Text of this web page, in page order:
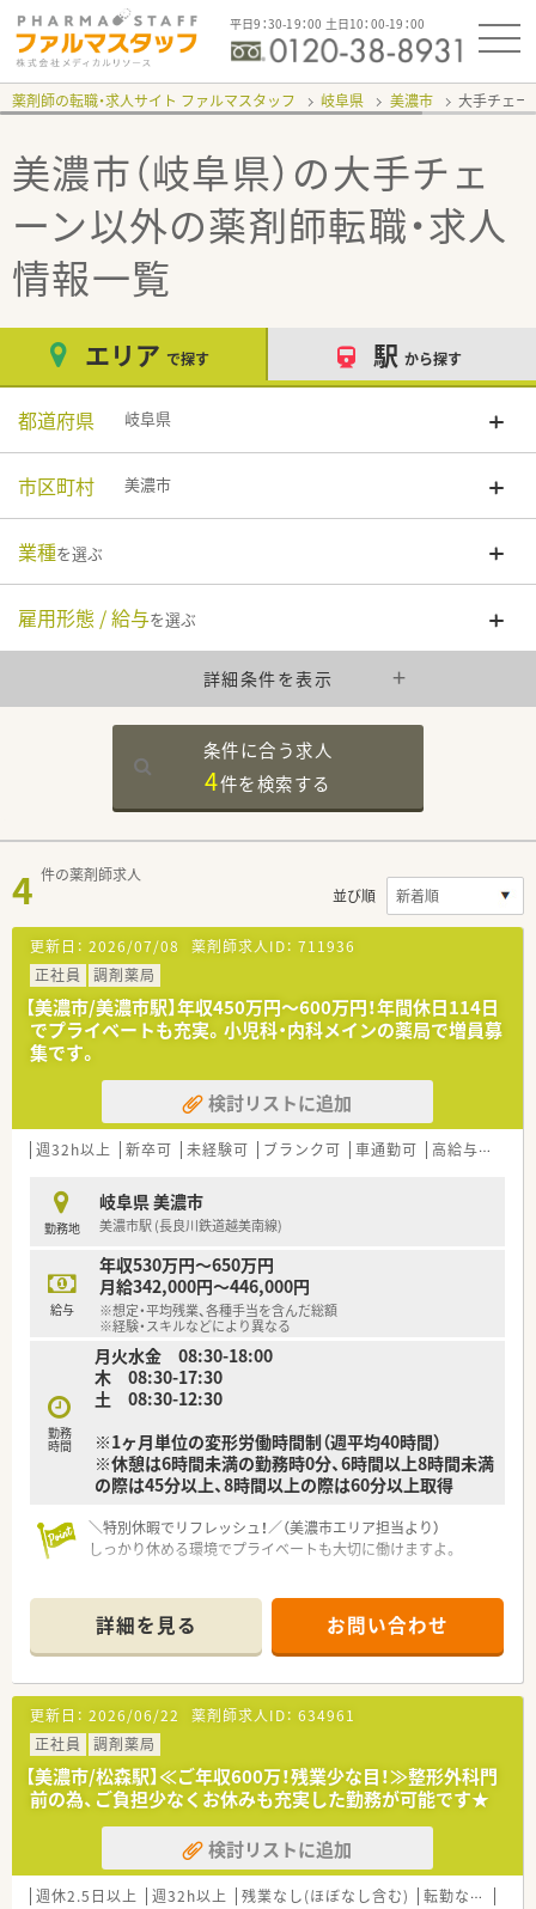
平日9：30-19：00 土日10：00-19：00
薬剤師の転職・求人サイト ファルマスタッフ 岐阜県 美濃市 大手チェー
美濃市（岐阜県）の大手チェ
ーン以外の薬剤師転職・求人
情報一覧
エリア で探す 駅 から探す
都道府県 岐阜県
市区町村 美濃市
業種を選ぶ
雇用形態 / 給与を選ぶ
詳細条件を表示
条件に合う求人
4件を検索する
4 件の薬剤師求人
並び順
更新日： 2026/07/08 薬剤師求人ID： 711936
正社員
調剤薬局
【美濃市/美濃市駅】年収450万円～600万円！年間休日114日
でプライベートも充実。小児科・内科メインの薬局で増員募
集です。
検討リストに追加
週32h以上 新卒可 未経験可 ブランク可 車通勤可 高給与(600万円以上)
勤務地
岐阜県 美濃市
美濃市駅 (長良川鉄道越美南線)
給与
年収530万円～650万円
月給342,000円～446,000円
※想定・平均残業、各種手当を含んだ総額
※経験・スキルなどにより異なる
勤務
時間
月火水金 08:30-18:00
木 08:30-17:30
土 08:30-12:30
※1ヶ月単位の変形労働時間制（週平均40時間）
※休憩は6時間未満の勤務時0分、6時間以上8時間未満
の際は45分以上、8時間以上の際は60分以上取得
＼特別休暇でリフレッシュ！／（美濃市エリア担当より）
しっかり休める環境でプライベートも大切に働けますよ。
■美濃市駅より車で13分ほどの場所に位置しており、毎日の通
勤にも便利な立地にある調剤薬局の求人です。
■主に近隣の医療機関から小児科や内科の処方箋を応需してお
り、地域医療にしっかりと貢献できる環境です。
■現在こちらの店舗では薬剤師の増員募集を行っており、体制強
化に向けた新しい仲間をお待ちしております。
【法人特徴について】
■東証プライム上場企業のグループ会社として、東海エリアを中
心に全国規模で店舗展開を続ける安定した法人です。
■薬剤師の業務割合は調剤メインとなっており、雑務的業務が一
切ないため、専門性を存分に活かせる環境です。
■全店舗で一人一台の電子薬歴iPadが導入されており、業務効率
化と患者様対応時間の確保を実現しております。
詳細を見る お問い合わせ
更新日： 2026/06/22 薬剤師求人ID： 634961
正社員
調剤薬局
【美濃市/松森駅】≪ご年収600万！残業少な目！≫整形外科門
前の為、ご負担少なくお休みも充実した勤務が可能です★
検討リストに追加
週休2.5日以上 週32h以上 残業なし(ほぼなし含む) 転勤なし